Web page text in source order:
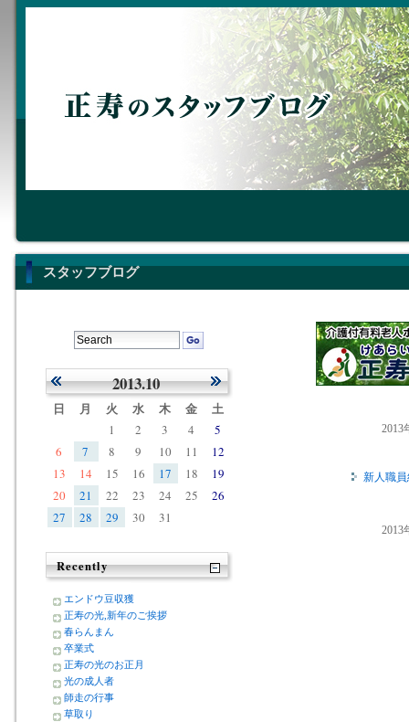
スタッフブログ
2013
新人職
2013
2013.10
日 月 火 水 木 金 土
1 2 3 4
5
6
7 8 9 10 11
12
13
14 15 16 17 18
19
20
21 22 23 24 25
26
27
28 29 30 31
Recently
エンドウ豆収獲
正寿の光,新年のご挨拶
春らんまん
卒業式
正寿の光のお正月
光の成人者
師走の行事
草取り